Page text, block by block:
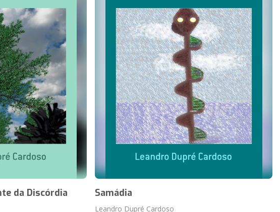
da Discórdia Samádia
Leandro Dupré Cardoso